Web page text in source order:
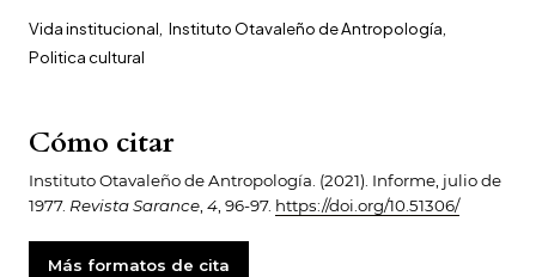
Vida institucional Instituto Otavaleño de Antropología
Politica cultural
Cómo citar
Instituto Otavaleño de Antropología. (2021). Informe, julio de
1977. Revista Sarance 4 , 96-97. https://doi.org/10.51306/
Más formatos de cita